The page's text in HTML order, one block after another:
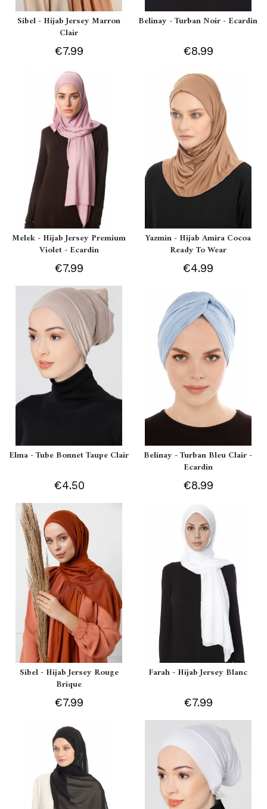
Sibel - Hijab Jersey Marron
Clair
€7.99
Belinay - Turban Noir - Ecardin
€8.99
Melek - Hijab Jersey Premium
Violet - Ecardin
€7.99
Yazmin - Hijab Amira Cocoa
Ready To Wear
€4.99
Elma - Tube Bonnet Taupe Clair
€4.50
Belinay - Turban Bleu Clair -
Ecardin
€8.99
Sibel - Hijab Jersey Rouge
Brique
€7.99
Farah - Hijab Jersey Blanc
€7.99